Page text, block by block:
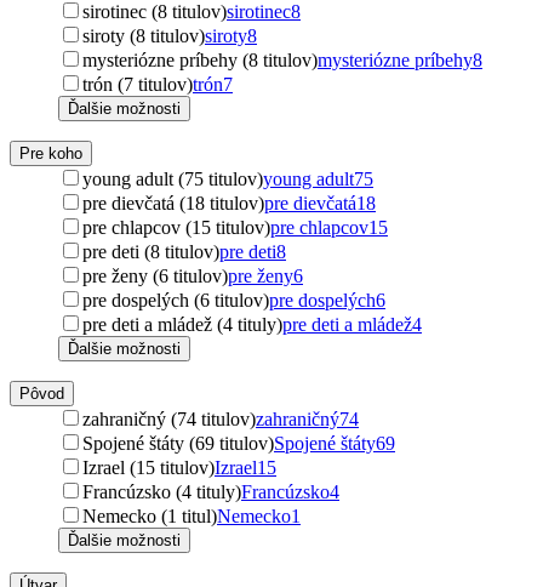
sirotinec (8 titulov)sirotinec8
siroty (8 titulov)siroty8
mysteriózne príbehy (8 titulov)mysteriózne príbehy8
trón (7 titulov)trón7
Ďalšie možnosti
Pre koho
young adult (75 titulov)young adult75
pre dievčatá (18 titulov)pre dievčatá18
pre chlapcov (15 titulov)pre chlapcov15
pre deti (8 titulov)pre deti8
pre ženy (6 titulov)pre ženy6
pre dospelých (6 titulov)pre dospelých6
pre deti a mládež (4 tituly)pre deti a mládež4
Ďalšie možnosti
Pôvod
zahraničný (74 titulov)zahraničný74
Spojené štáty (69 titulov)Spojené štáty69
Izrael (15 titulov)Izrael15
Francúzsko (4 tituly)Francúzsko4
Nemecko (1 titul)Nemecko1
Ďalšie možnosti